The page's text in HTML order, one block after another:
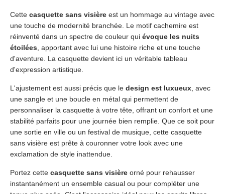
Cette casquette sans visière est un hommage au vintage avec
une touche de modernité branchée. Le motif cachemire est
réinventé dans un spectre de couleur qui évoque les nuits
étoilées, apportant avec lui une histoire riche et une touche
d'aventure. La casquette devient ici un véritable tableau
d'expression artistique.
L'ajustement est aussi précis que le design est luxueux, avec
une sangle et une boucle en métal qui permettent de
personnaliser la casquette à votre tête, offrant un confort et une
stabilité parfaits pour une journée bien remplie. Que ce soit pour
une sortie en ville ou un festival de musique, cette casquette
sans visière est prête à couronner votre look avec une
exclamation de style inattendue.
Portez cette casquette sans visière orné pour rehausser
instantanément un ensemble casual ou pour compléter une